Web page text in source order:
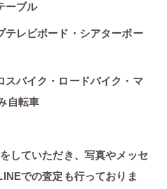
ーブル
テレビボード・シアターボー
スバイク・ロードバイク・マ
自転車
していただき、写真やメッセ
での査定も行っておりま